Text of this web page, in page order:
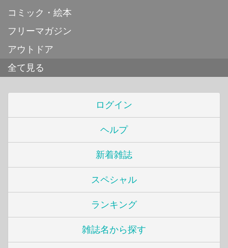
コミック・絵本
フリーマガジン
アウトドア
全て見る
ログイン
ヘルプ
新着雑誌
スペシャル
ランキング
雑誌名から探す